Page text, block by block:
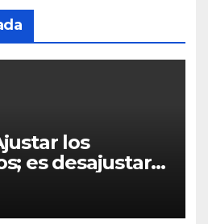
los
es desajustar
la gente más